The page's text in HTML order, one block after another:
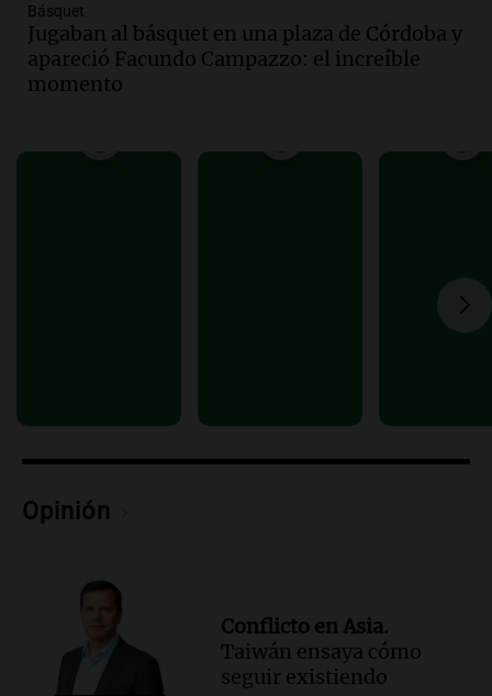
Audio. Carolina Losada: "Faltó que el
oficialismo la explique mejor" sobre la
ley de propiedad privada
Informados al regreso
Audio.Debate en el Senado y protesta
Manifestación en Rosario contra
la ley de Propiedad Privada debatida en
Luis Juez cuestionó la polémica
relato mentiroso"
Episodios
Básquet
Jugaban al básquet en una plaza de Córdoba y
apareció Facundo Campazzo: el increíble
momento
Opinión
Conflicto en Asia.
Taiwán ensaya cómo
seguir existiendo